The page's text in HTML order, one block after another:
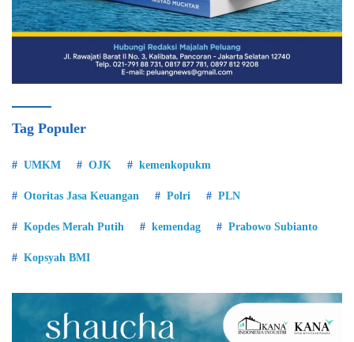
Tag Populer
UMKM OJK kemenkopukm
Otoritas Jasa Keuangan Polri PLN
Kopdes Merah Putih kemendag Prabowo Subianto
Kopsyah BMI